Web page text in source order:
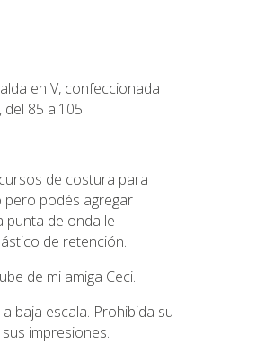
en V, confeccionada
85 al105
de costura para
pero podés agregar
punta de onda le
de retención.
de mi amiga Ceci.
baja escala. Prohibida su
impresiones.